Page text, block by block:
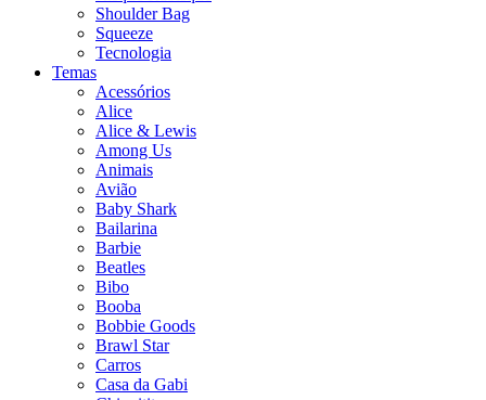
Shoulder Bag
Squeeze
Tecnologia
Temas
Acessórios
Alice
Alice & Lewis
Among Us
Animais
Avião
Baby Shark
Bailarina
Barbie
Beatles
Bibo
Booba
Bobbie Goods
Brawl Star
Carros
Casa da Gabi